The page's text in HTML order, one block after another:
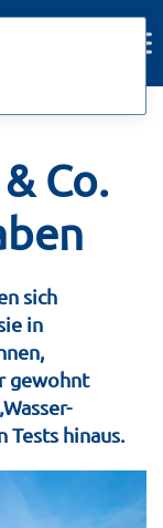
Co.
sich
in
gewohnt
hinaus.